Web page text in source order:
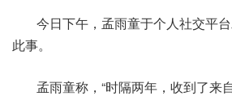
今日下午，孟雨童于个人社交平
此事。
孟雨童称，“时隔两年，收到了来